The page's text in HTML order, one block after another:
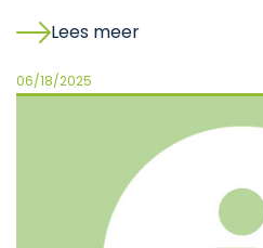
Lees meer
06/18/2025